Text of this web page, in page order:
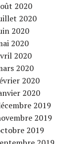
2020
2020
2020
2020
2020
2020
2020
2020
2019
2019
2019